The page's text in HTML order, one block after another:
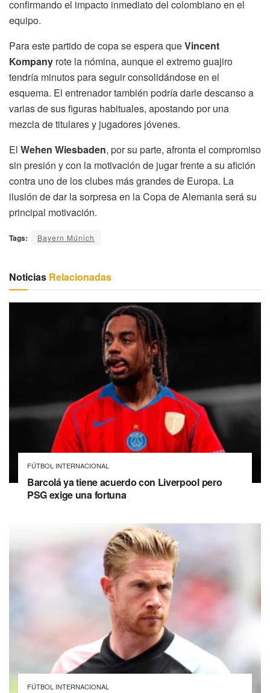
confirmando el impacto inmediato del colombiano en el
equipo.
Para este partido de copa se espera queVincent
Kompany rote la nómina, aunque el extremo guajiro
tendría minutos para seguir consolidándose en el
esquema. El entrenador también podría darle descanso a
varias de sus figuras habituales, apostando por una
mezcla de titulares y jugadores jóvenes.
El Wehen Wiesbaden, por su parte, afronta el compromiso
sin presión y con la motivación de jugar frente a su afición
contra uno de los clubes más grandes de Europa. La
ilusión de dar la sorpresa en la Copa de Alemania será su
principal motivación.
Tags: Bayern Múnich
Noticias Relacionadas
FÚTBOL INTERNACIONAL
Barcolá ya tiene acuerdo con Liverpool pero
PSG exige una fortuna
FÚTBOL INTERNACIONAL